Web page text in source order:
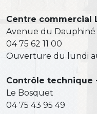
Centre commercial
Avenue du Dauphiné
04 75 62 11 00
Ouverture du lundi
Contrôle technique
Le Bosquet
04 75 43 95 49